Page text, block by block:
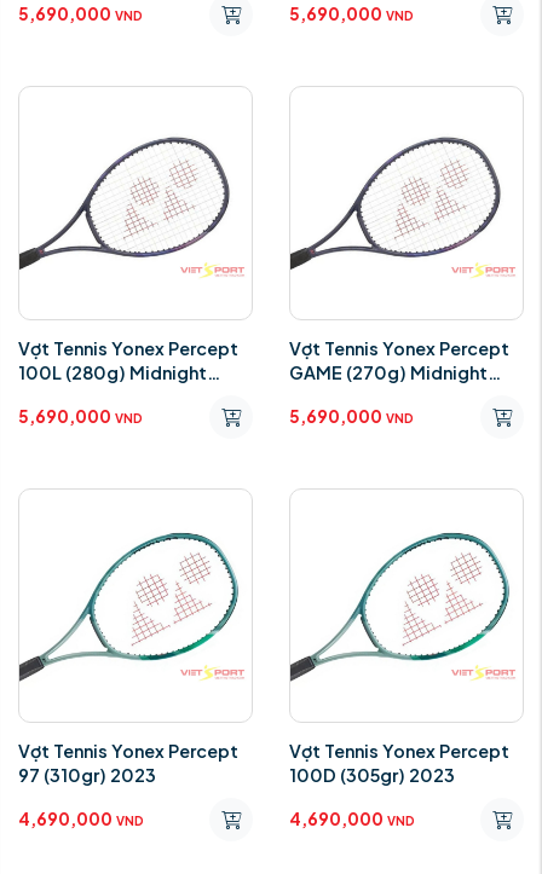
5,690,000 VND 5,690,000 VND
Vợt Tennis Yonex Percept
100L (280g) Midnight
5,690,000 VND
Vợt Tennis Yonex Percept
GAME (270g) Midnight
5,690,000 VND
Vợt Tennis Yonex Percept
97 (310gr) 2023
4,690,000 VND
Vợt Tennis Yonex Percept
100D (305gr) 2023
4,690,000 VND